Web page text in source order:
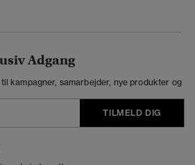
Adgang
kampagner, samarbejder, nye produkter og
TILMELD DIG